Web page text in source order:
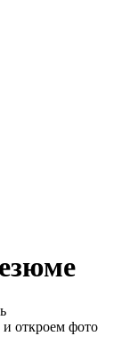
откроем фото